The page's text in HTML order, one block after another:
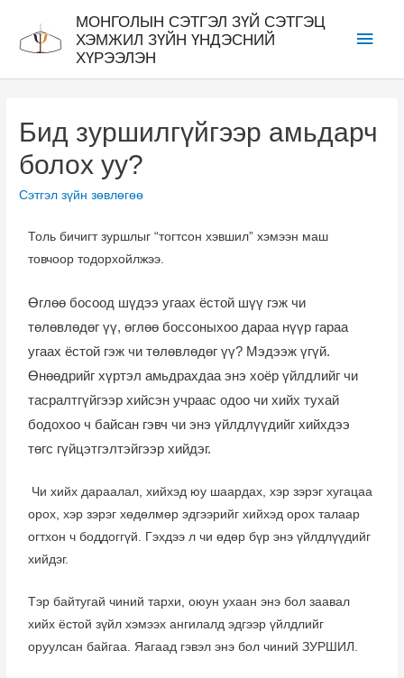
МОНГОЛЫН СЭТГЭЛ ЗҮЙ СЭТГЭЦ
ХЭМЖИЛ ЗҮЙН ҮНДЭСНИЙ
ХҮРЭЭЛЭН
Бид зуршилгүйгээр амьдарч
болох уу?
Сэтгэл зүйн зөвлөгөө
Толь бичигт зуршлыг “тогтсон хэвшил” хэмээн маш
товчоор тодорхойлжээ.
Өглөө босоод шүдээ угаах ёстой шүү гэж чи
төлөвлөдөг үү, өглөө боссоныхоо дараа нүүр гараа
угаах ёстой гэж чи төлөвлөдөг үү? Мэдээж үгүй.
Өнөөдрийг хүртэл амьдрахдаа энэ хоёр үйлдлийг чи
тасралтгүйгээр хийсэн учраас одоо чи хийх тухай
бодохоо ч байсан гэвч чи энэ үйлдлүүдийг хийхдээ
төгс гүйцэтгэлтэйгээр хийдэг.
Чи хийх дараалал, хийхэд юу шаардах, хэр зэрэг хугацаа
орох, хэр зэрэг хөдөлмөр эдгээрийг хийхэд орох талаар
огтхон ч боддоггүй. Гэхдээ л чи өдөр бүр энэ үйлдлүүдийг
хийдэг.
Тэр байтугай чиний тархи, оюун ухаан энэ бол заавал
хийх ёстой зүйл хэмээх ангилалд эдгээр үйлдлийг
оруулсан байгаа. Яагаад гэвэл энэ бол чиний ЗУРШИЛ.